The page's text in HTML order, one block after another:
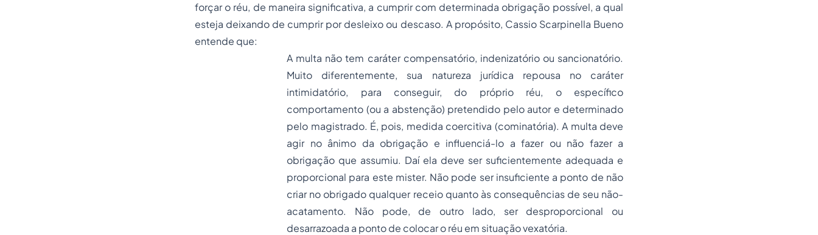
forçar o réu, de maneira significativa, a cumprir com determinada obrigação possível, a qual
esteja deixando de cumprir por desleixo ou descaso. A propósito, Cassio Scarpinella Bueno
entende que:
A multa não tem caráter compensatório, indenizatório ou sancionatório.
Muito diferentemente, sua natureza jurídica repousa no caráter
intimidatório, para conseguir, do próprio réu, o específico
comportamento (ou a abstenção) pretendido pelo autor e determinado
pelo magistrado. É, pois, medida coercitiva (cominatória). A multa deve
agir no ânimo da obrigação e influenciá-lo a fazer ou não fazer a
obrigação que assumiu. Daí ela deve ser suficientemente adequada e
proporcional para este mister. Não pode ser insuficiente a ponto de não
criar no obrigado qualquer receio quanto às consequências de seu não-
acatamento. Não pode, de outro lado, ser desproporcional ou
desarrazoada a ponto de colocar o réu em situação vexatória.